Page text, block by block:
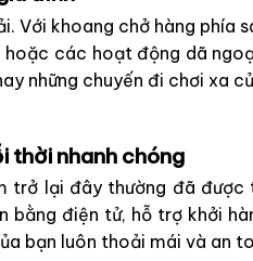
Với khoang chở hàng phía
hoặc các hoạt động dã
những chuyến đi chơi xa
thời nhanh chóng
lại đây thường đã được
bằng điện tử, hỗ trợ khởi
bạn luôn thoải mái và an